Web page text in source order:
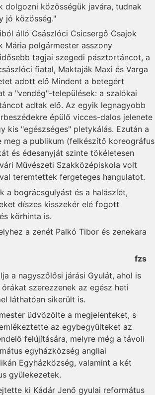
dolgozni közösségük javára, tudnak
jó közösség."
álló Császlóci Csicsergő Csajok
Mária polgármester asszony
tagjai szegedi pásztortáncot, a
fiatal, Maktaják Maxi és Varga
adott elő Mindent a betegért
a "vendég"-települések: a szalókai
adtak elő. Az egyik legnagyobb
épülő vicces-dalos jelenete
kis "egészséges" pletykálás. Ezután a
a publikum (felkészítő koreográfus
és édesanyját szinte tökéletesen
Művészeti Szakközépiskola volt
teremtettek fergeteges hangulatot.
a bográcsgulyást és a halászlét,
díszes kisszekér elé fogott
körhinta is.
a zenét Palkó Tibor és zenekara
fzs
a nagyszőlősi járási Gyulát, ahol is
szerezzenek az egész heti
láthatóan sikerült is.
üdvözölte a megjelenteket, s
az egybegyűlteket az
felújítására, melyre még a távoli
egyházközség angliai
Egyházközség, valamint a két
gyülekezetek.
ki Kádár Jenő gyulai református